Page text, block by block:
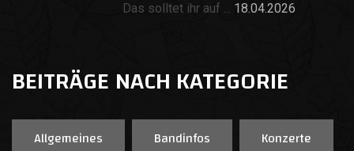
Das solltet ihr auf ... 18.04.2026
BEITRÄGE NACH KATEGORIE
Allgemeines Bandinfos
Konzerte